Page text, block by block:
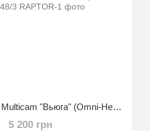
Зимняя куртка Multicam "Вьюга" (Omni-Heat) 48/3
5 200 грн